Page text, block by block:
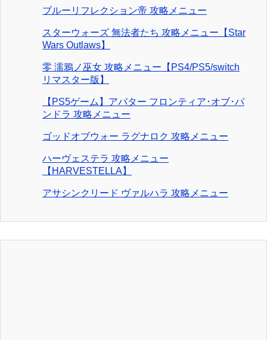
ブルーリフレクション帝 攻略メニュー
スターウォーズ 無法者たち 攻略メニュー【Star
Wars Outlaws】
零 濡鴉ノ巫女 攻略メニュー【PS4/PS5/switch
リマスター版】
【PS5ゲーム】アバター フロンティア･オブ･パ
ンドラ 攻略メニュー
ゴッドオブウォー ラグナロク 攻略メニュー
ハーヴェステラ 攻略メニュー
【HARVESTELLA】
アサシンクリード ヴァルハラ 攻略メニュー